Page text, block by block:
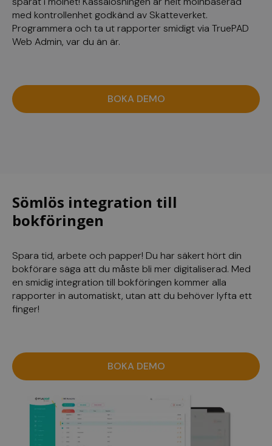
med kontrollenhet godkänd av Skatteverket.
Programmera och ta ut rapporter smidigt via TruePAD
Web Admin, var du än är.
BOKA DEMO
Sömlös integration till
bokföringen
Spara tid, arbete och papper! Du har säkert hört din
bokförare säga att du måste bli mer digitaliserad. Med
en smidig integration till bokföringen kommer alla
rapporter in automatiskt, utan att du behöver lyfta ett
finger!
BOKA DEMO